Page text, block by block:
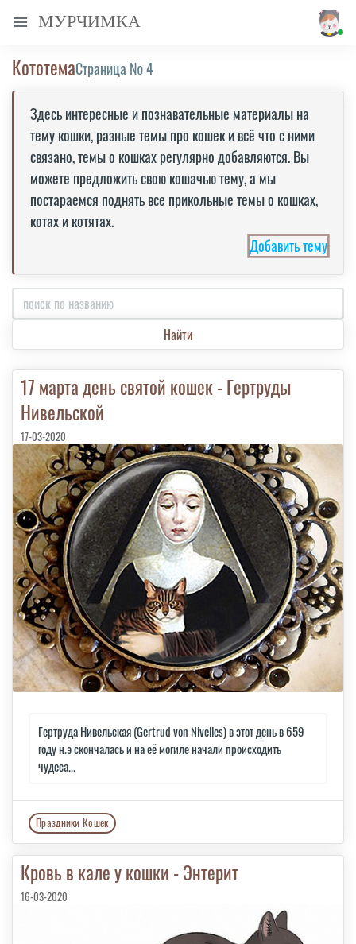
МУРЧИМКА
КототемаСтраница №4
Здесь интересные и познавательные материалы на
тему кошки, разные темы про кошек и всё что с ними
связано, темы о кошках регулярно добавляются. Вы
можете предложить свою кошачью тему, а мы
постараемся поднять все прикольные темы о кошках,
котах и котятах.
Добавить тему
Найти
17 марта день святой кошек - Гертруды
Нивельской
17-03-2020
Гертруда Нивельская (Gertrud von Nivelles) в этот день в 659
году н.э скончалась и на её могиле начали происходить
чудеса...
Праздники Кошек
Кровь в кале у кошки - Энтерит
16-03-2020